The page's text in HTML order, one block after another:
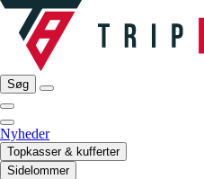
Søg
Nyheder
Topkasser & kufferter
Sidelommer